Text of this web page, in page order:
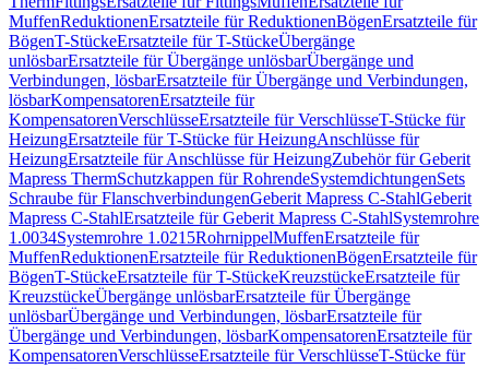
MuffenReduktionenErsatzteile für ReduktionenBögenErsatzteile für
BögenT-StückeErsatzteile für T-StückeÜbergänge
unlösbarErsatzteile für Übergänge unlösbarÜbergänge und
Verbindungen, lösbarErsatzteile für Übergänge und Verbindungen,
lösbarKompensatorenErsatzteile für
KompensatorenVerschlüsseErsatzteile für VerschlüsseT-Stücke für
HeizungErsatzteile für T-Stücke für HeizungAnschlüsse für
HeizungErsatzteile für Anschlüsse für HeizungZubehör für Geberit
Mapress ThermSchutzkappen für RohrendeSystemdichtungenSets
Schraube für FlanschverbindungenGeberit Mapress C-StahlGeberit
Mapress C-StahlErsatzteile für Geberit Mapress C-StahlSystemrohre
1.0034Systemrohre 1.0215RohrnippelMuffenErsatzteile für
MuffenReduktionenErsatzteile für ReduktionenBögenErsatzteile für
BögenT-StückeErsatzteile für T-StückeKreuzstückeErsatzteile für
KreuzstückeÜbergänge unlösbarErsatzteile für Übergänge
unlösbarÜbergänge und Verbindungen, lösbarErsatzteile für
Übergänge und Verbindungen, lösbarKompensatorenErsatzteile für
KompensatorenVerschlüsseErsatzteile für VerschlüsseT-Stücke für